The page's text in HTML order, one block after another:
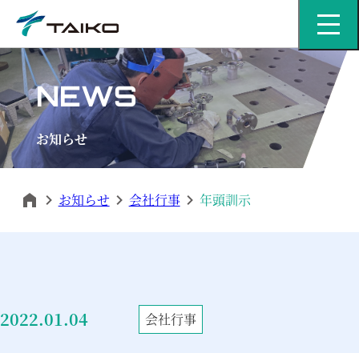
MENU
NEWS
お知らせ
お知らせ 会社行事 年頭訓示
2022.01.04 会社行事